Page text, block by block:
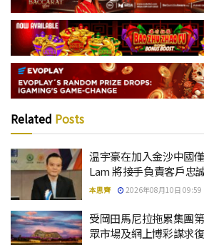
Related Posts
温宇豪在加入金沙中國
Lam 將接手負責客戶忠
本思齊 2026年08月10日 09:59
受岡田馬尼拉拖累集團
眾市場及網上博彩謀求